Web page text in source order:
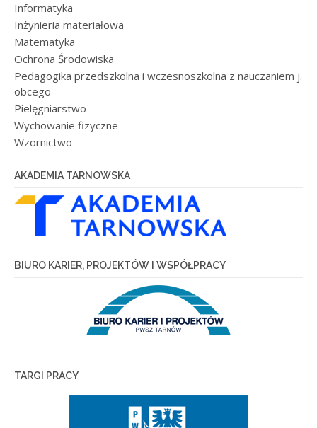
Informatyka
Inżynieria materiałowa
Matematyka
Ochrona Środowiska
Pedagogika przedszkolna i wczesnoszkolna z nauczaniem j.
obcego
Pielęgniarstwo
Wychowanie fizyczne
Wzornictwo
AKADEMIA TARNOWSKA
BIURO KARIER, PROJEKTÓW I WSPÓŁPRACY
TARGI PRACY